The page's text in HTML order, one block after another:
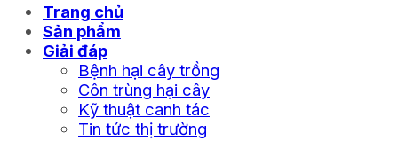
Trang chủ
Sản phẩm
Giải đáp
Bệnh hại cây trồng
Côn trùng hại cây
Kỹ thuật canh tác
Tin tức thị trường